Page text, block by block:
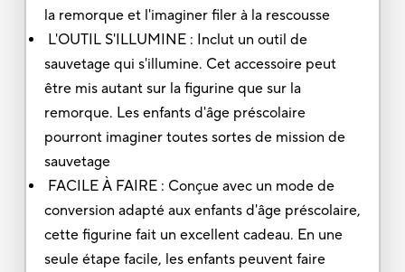
la remorque et l'imaginer filer à la rescousse
L'OUTIL S'ILLUMINE : Inclut un outil de
sauvetage qui s'illumine. Cet accessoire peut
être mis autant sur la figurine que sur la
remorque. Les enfants d'âge préscolaire
pourront imaginer toutes sortes de mission de
sauvetage
FACILE À FAIRE : Conçue avec un mode de
conversion adapté aux enfants d'âge préscolaire,
cette figurine fait un excellent cadeau. En une
seule étape facile, les enfants peuvent faire